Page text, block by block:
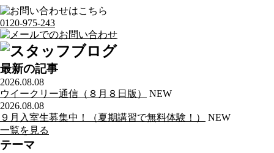
0120-975-243
最新の記事
2026.08.08
ウイークリー通信（８月８日版）
NEW
2026.08.08
９月入室生募集中！（夏期講習で無料体験！）
NEW
一覧を見る
テーマ